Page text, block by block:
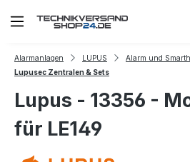
Zum Hauptinhalt springen
Alarmanlagen LUPUS
Alarm und
Lupusec Zentralen & Sets
Lupus - 13356 -
für LE149